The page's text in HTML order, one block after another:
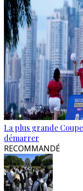
La plus grande
démarrer
RECOMMANDÉ